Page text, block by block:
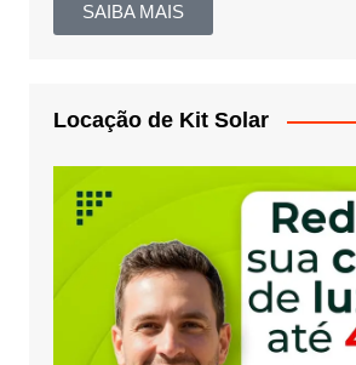
SAIBA MAIS
Locação de Kit Solar